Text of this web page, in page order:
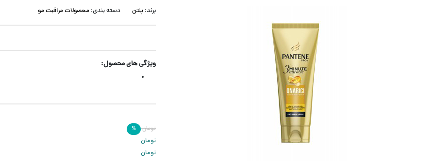
برند: پنتن دسته بندی: محصولات مراقبت مو
ویژگی های محصول:
تومان %
تومان
تومان